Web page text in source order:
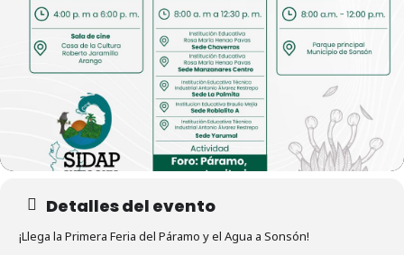
Detalles del evento
¡Llega la Primera Feria del Páramo y el Agua a Sonsón!